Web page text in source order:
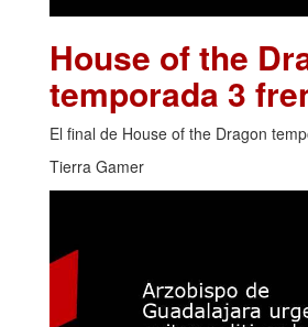
House of the
temporada 3
El final de House of the Dragon
Tierra Gamer